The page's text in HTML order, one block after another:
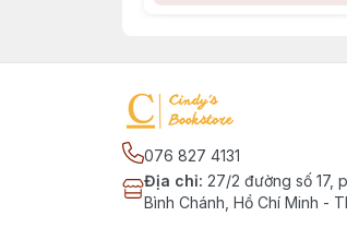
076 827 4131
Địa chỉ: 27/2 đường số 17,
Bình Chánh, Hồ Chí Minh -